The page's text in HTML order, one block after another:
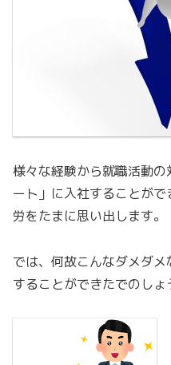
様々な経験から就職活動
ート」に入社することが
労をたまに思い出します。
では、何故こんなダメダ
することができたでのしょ